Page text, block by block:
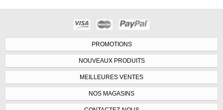
PROMOTIONS
NOUVEAUX PRODUITS
MEILLEURES VENTES
NOS MAGASINS